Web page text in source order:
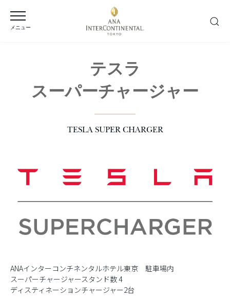
メニュー
テスラ
スーパーチャージャー
TESLA SUPER CHARGER
ANAインターコンチネンタルホテル東京 駐車場内
スーパーチャージャースタンド数 4
ディスティネーションチャージャー2台